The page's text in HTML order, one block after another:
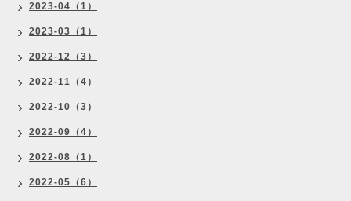
2023-04（1）
2023-03（1）
2022-12（3）
2022-11（4）
2022-10（3）
2022-09（4）
2022-08（1）
2022-05（6）